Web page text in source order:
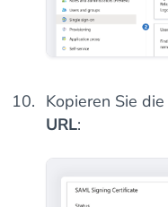
Kopieren Sie die
URL: